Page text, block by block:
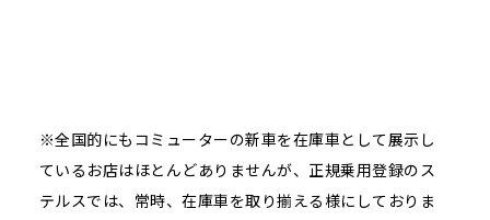
※全国的にもコミューターの新車を在庫車として展示し
ているお店はほとんどありませんが、正規乗用登録のス
テルスでは、常時、在庫車を取り揃える様にしておりま